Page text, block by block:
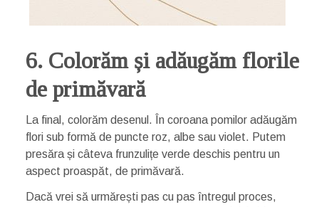
6. Colorăm și adăugăm florile
de primăvară
La final, colorăm desenul. În coroana pomilor adăugăm
flori sub formă de puncte roz, albe sau violet. Putem
presăra și câteva frunzulițe verde deschis pentru un
aspect proaspăt, de primăvară.
Dacă vrei să urmărești pas cu pas întregul proces,